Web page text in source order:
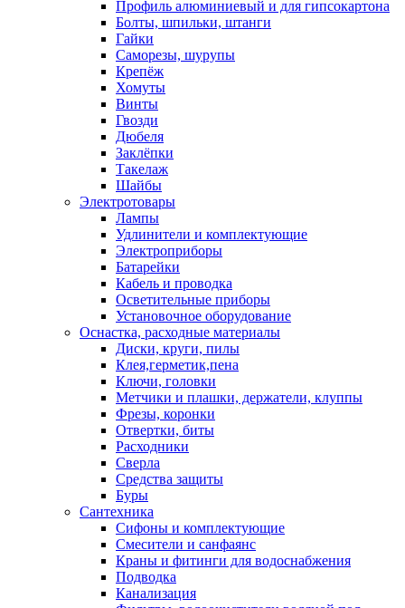
Профиль алюминиевый и для гипсокартона
Болты, шпильки, штанги
Гайки
Саморезы, шурупы
Крепёж
Хомуты
Винты
Гвозди
Дюбеля
Заклёпки
Такелаж
Шайбы
Электротовары
Лампы
Удлинители и комплектующие
Электроприборы
Батарейки
Кабель и проводка
Осветительные приборы
Установочное оборудование
Оснастка, расходные материалы
Диски, круги, пилы
Клея,герметик,пена
Ключи, головки
Метчики и плашки, держатели, клуппы
Фрезы, коронки
Отвертки, биты
Расходники
Сверла
Средства защиты
Буры
Сантехника
Сифоны и комплектующие
Смесители и санфаянс
Краны и фитинги для водоснабжения
Подводка
Канализация